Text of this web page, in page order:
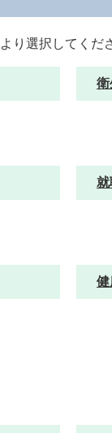
り選択してくだ
衛
就
健